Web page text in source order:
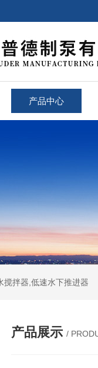
产品中心
搅拌器,低速水下推进器
产品展示 /